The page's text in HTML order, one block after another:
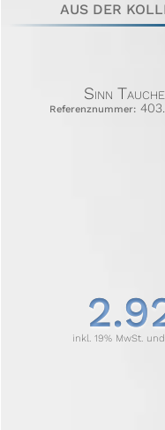
AUS DER
Sinn
Referenznummer:
inkl. 19% MwSt.